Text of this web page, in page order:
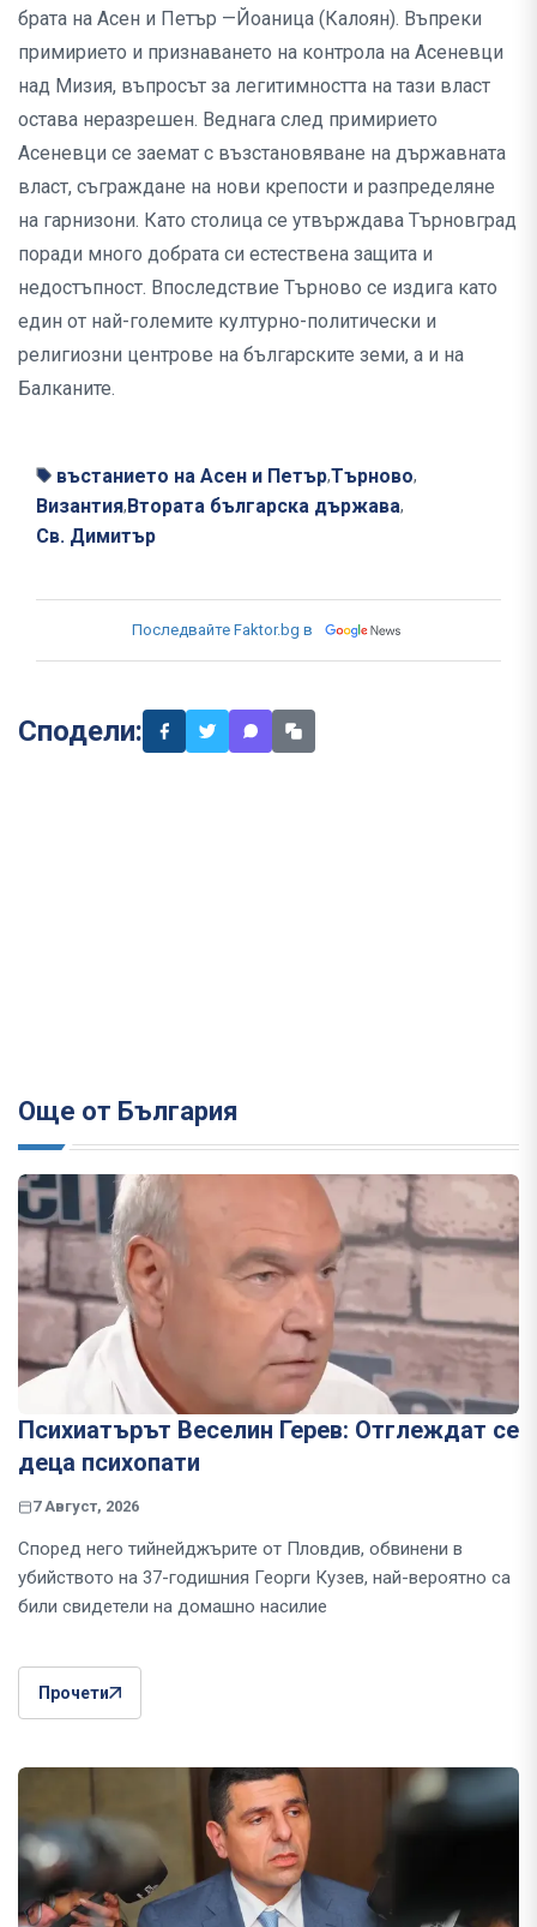
брата на Асен и Петър —Йоаница (Калоян). Въпреки
примирието и признаването на контрола на Асеневци
над Мизия, въпросът за легитимността на тази власт
остава неразрешен. Веднага след примирието
Асеневци се заемат с възстановяване на държавната
власт, съграждане на нови крепости и разпределяне
на гарнизони. Като столица се утвърждава Търновград
поради много добрата си естествена защита и
недостъпност. Впоследствие Търново се издига като
един от най-големите културно-политически и
религиозни центрове на българските земи, а и на
Балканите.
въстанието на Асен и Петър,Търново,
Византия,Втората българска държава,
Св. Димитър
Последвайте Faktor.bg в
Сподели:
Още от България
Психиатърът Веселин Герев: Отглеждат се
деца психопати
7 Август, 2026
Според него тийнейджърите от Пловдив, обвинени в
убийството на 37-годишния Георги Кузев, най-вероятно са
били свидетели на домашно насилие
Прочети